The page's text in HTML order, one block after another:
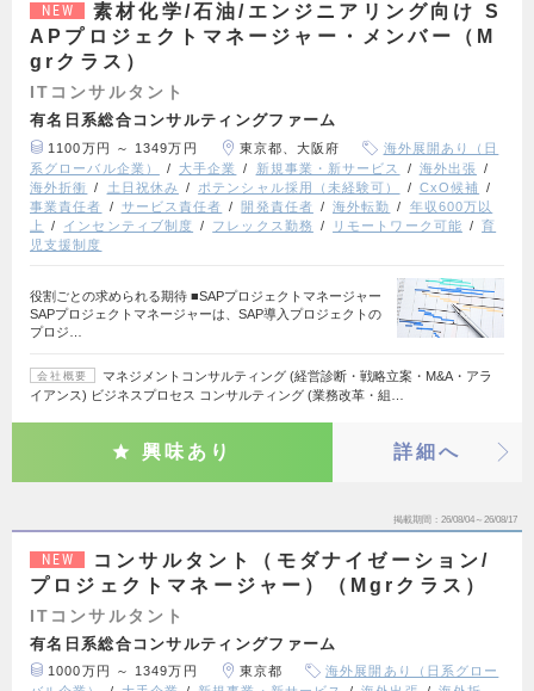
NEW
素材化学/石油/エンジニアリング向け S
APプロジェクトマネージャー・メンバー（M
grクラス）
ITコンサルタント
有名日系総合コンサルティングファーム
1100万円 ～ 1349万円 東京都、大阪府
海外展開あり（日
系グローバル企業）
大手企業 新規事業・新サービス
海外出張
海外折衝
土日祝休み ポテンシャル採用（未経験可）
CxO候補
事業責任者
サービス責任者 開発責任者 海外転勤
年収600万以
上
インセンティブ制度 フレックス勤務 リモートワーク可能
育
児支援制度
役割ごとの求められる期待 ■SAPプロジェクトマネージャー
SAPプロジェクトマネージャーは、SAP導入プロジェクトの
プロジ…
会社概要
マネジメントコンサルティング (経営診断・戦略立案・M&A・アラ
イアンス) ビジネスプロセス コンサルティング (業務改革・組…
興味あり 詳細へ
掲載期間 26/08/04～26/08/17
NEW
コンサルタント（モダナイゼーション/
プロジェクトマネージャー）（Mgrクラス）
ITコンサルタント
有名日系総合コンサルティングファーム
1000万円 ～ 1349万円 東京都
海外展開あり（日系グロー